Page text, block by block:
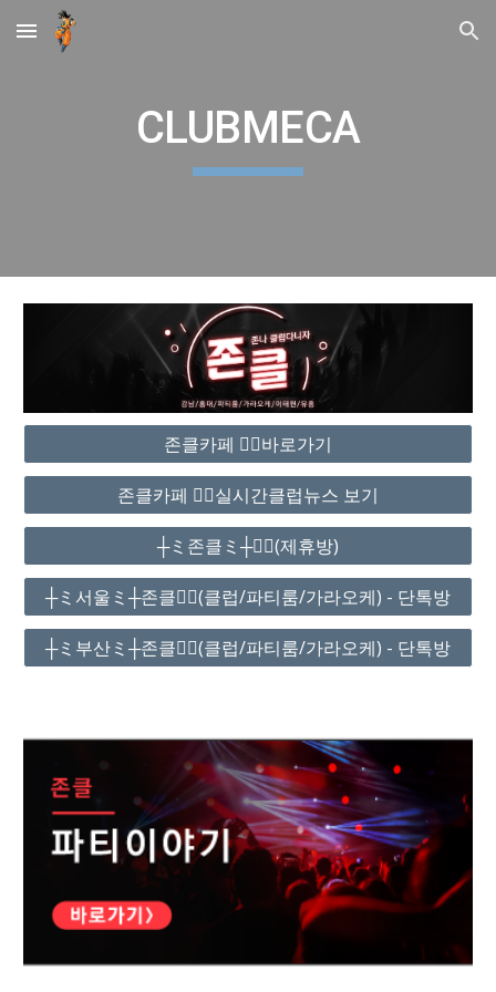
Skip to main content Skip to navigation
CLUBMECA
존클카페 ❤️‍🔥바로가기
존클카페 ❤️‍🔥실시간클럽뉴스 보기
┼ミ존클ミ┼❤️‍🔥(제휴방)
┼ミ서울ミ┼존클❤️‍🔥(클럽/파티룸/가라오케) - 단톡방
┼ミ부산ミ┼존클❤️‍🔥(클럽/파티룸/가라오케) - 단톡방